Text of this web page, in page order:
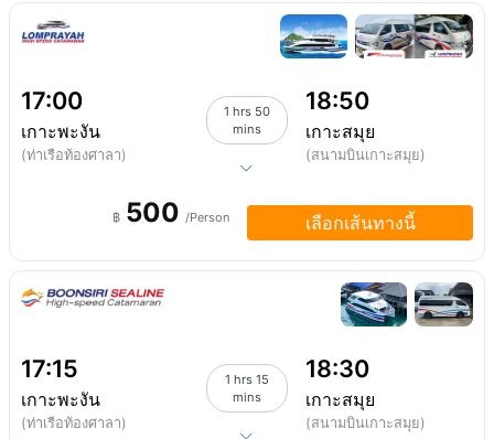
17:00
เกาะพะงัน
(ท่าเรือท้องศาลา)
1 hrs 50
mins
18:50
เกาะสมุย
(สนามบินเกาะสมุย)
฿ 500 /Person เลือกเส้นทางนี้
17:15
เกาะพะงัน
(ท่าเรือท้องศาลา)
1 hrs 15
mins
18:30
เกาะสมุย
(สนามบินเกาะสมุย)